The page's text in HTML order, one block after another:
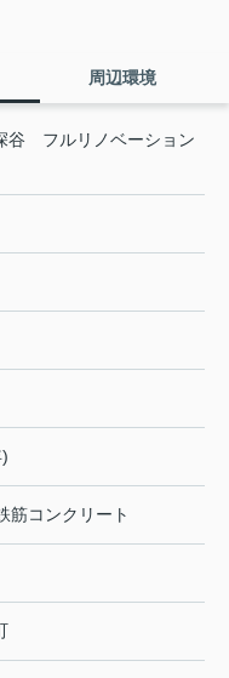
周辺環境
谷 フルリノベーション
筋コンクリート